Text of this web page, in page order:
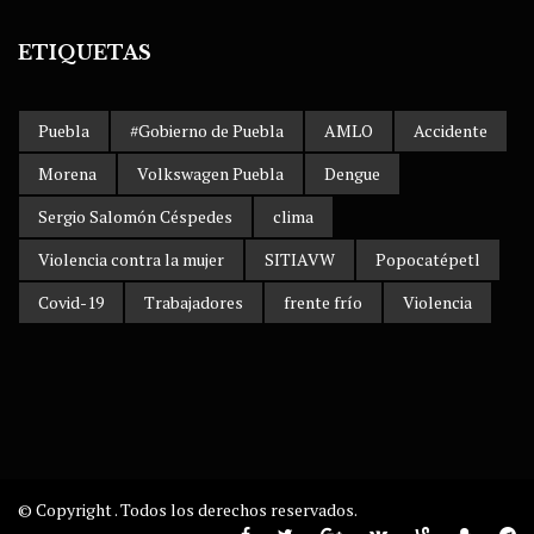
ETIQUETAS
Puebla #Gobierno de Puebla AMLO
Accidente
Morena
Volkswagen Puebla
Dengue
Sergio Salomón Céspedes
clima
Violencia contra la mujer
SITIAVW
Popocatépetl
Covid-19
Trabajadores frente frío Violencia
© Copyright . Todos los derechos reservados.